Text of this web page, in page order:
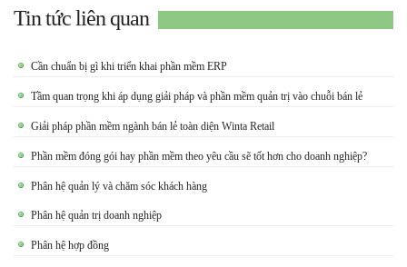
Tin tức liên quan
Cần chuẩn bị gì khi triển khai phần mềm ERP
Tầm quan trọng khi áp dụng giải pháp và phần mềm quản trị vào chuỗi bán lẻ
Giải pháp phần mềm ngành bán lẻ toàn diện Winta Retail
Phần mềm đóng gói hay phần mềm theo yêu cầu sẽ tốt hơn cho doanh nghiệp?
Phân hệ quản lý và chăm sóc khách hàng
Phân hệ quản trị doanh nghiệp
Phân hệ hợp đồng